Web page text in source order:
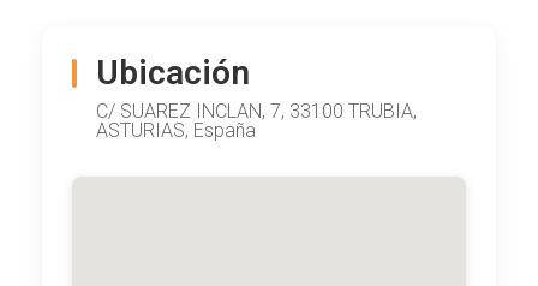
Ubicación
C/ SUAREZ INCLAN, 7, 33100 TRUBIA,
ASTURIAS, España